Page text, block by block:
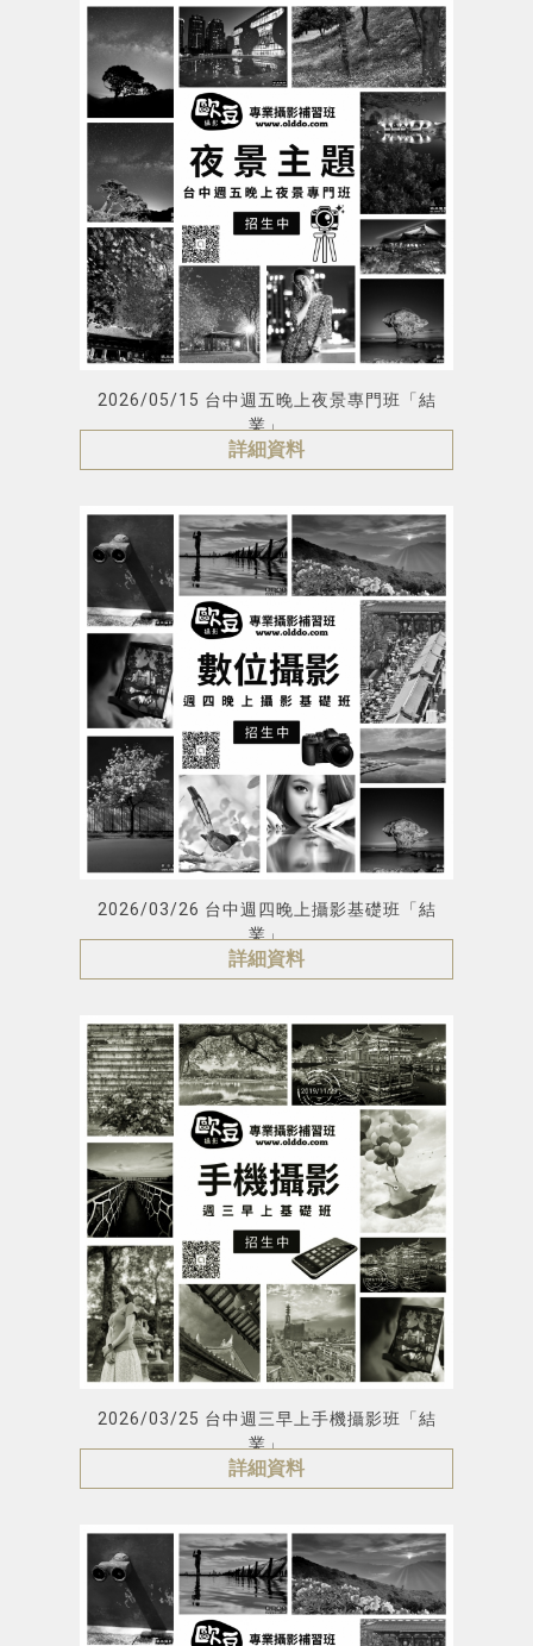
2026/05/15 台中週五晚上夜景專門班「結
業」
詳細資料
2026/03/26 台中週四晚上攝影基礎班「結
業」
詳細資料
2026/03/25 台中週三早上手機攝影班「結
業」
詳細資料